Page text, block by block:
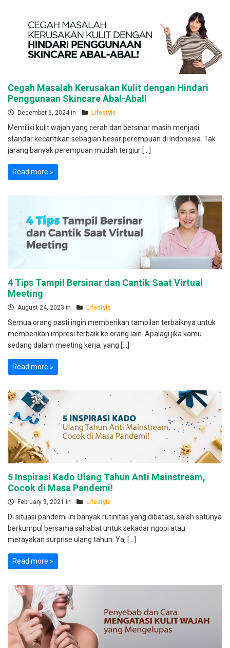
Cegah Masalah Kerusakan Kulit dengan Hindari
Penggunaan Skincare Abal-Abal!
December 6, 2024 in Lifestyle
Memiliki kulit wajah yang cerah dan bersinar masih menjadi
standar kecantikan sebagian besar perempuan di Indonesia. Tak
jarang banyak perempuan mudah tergiur […]
Read more »
4 Tips Tampil Bersinar dan Cantik Saat Virtual
Meeting
August 24, 2023 in Lifestyle
Semua orang pasti ingin memberikan tampilan terbaiknya untuk
memberikan impresi terbaik ke orang lain. Apalagi jika kamu
sedang dalam meeting kerja, yang […]
Read more »
5 Inspirasi Kado Ulang Tahun Anti Mainstream,
Cocok di Masa Pandemi!
February 9, 2021 in Lifestyle
Di situasi pandemi ini banyak rutinitas yang dibatasi, salah satunya
berkumpul bersama sahabat untuk sekadar ngopi atau
merayakan surprise ulang tahun. Ya, […]
Read more »